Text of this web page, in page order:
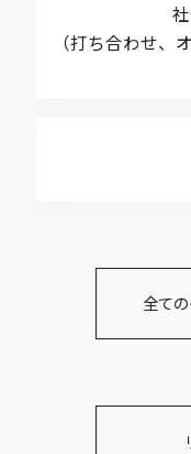
（打ち合わせ、
全て